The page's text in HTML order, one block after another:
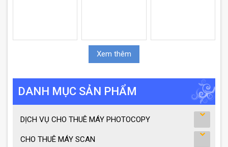
Xem thêm
DANH MỤC SẢN PHẨM
DỊCH VỤ CHO THUÊ MÁY PHOTOCOPY
CHO THUÊ MÁY SCAN